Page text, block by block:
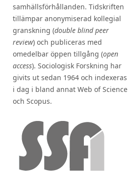
samhällsförhållanden. Tidskriften
tillämpar anonymiserad kollegial
granskning (double blind peer
review) och publiceras med
omedelbar öppen tillgång (open
access). Sociologisk Forskning har
givits ut sedan 1964 och indexeras
i dag i bland annat Web of Science
och Scopus.